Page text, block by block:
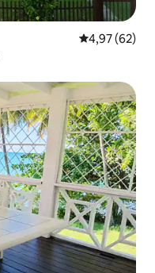
Évaluation
4,97 (62)